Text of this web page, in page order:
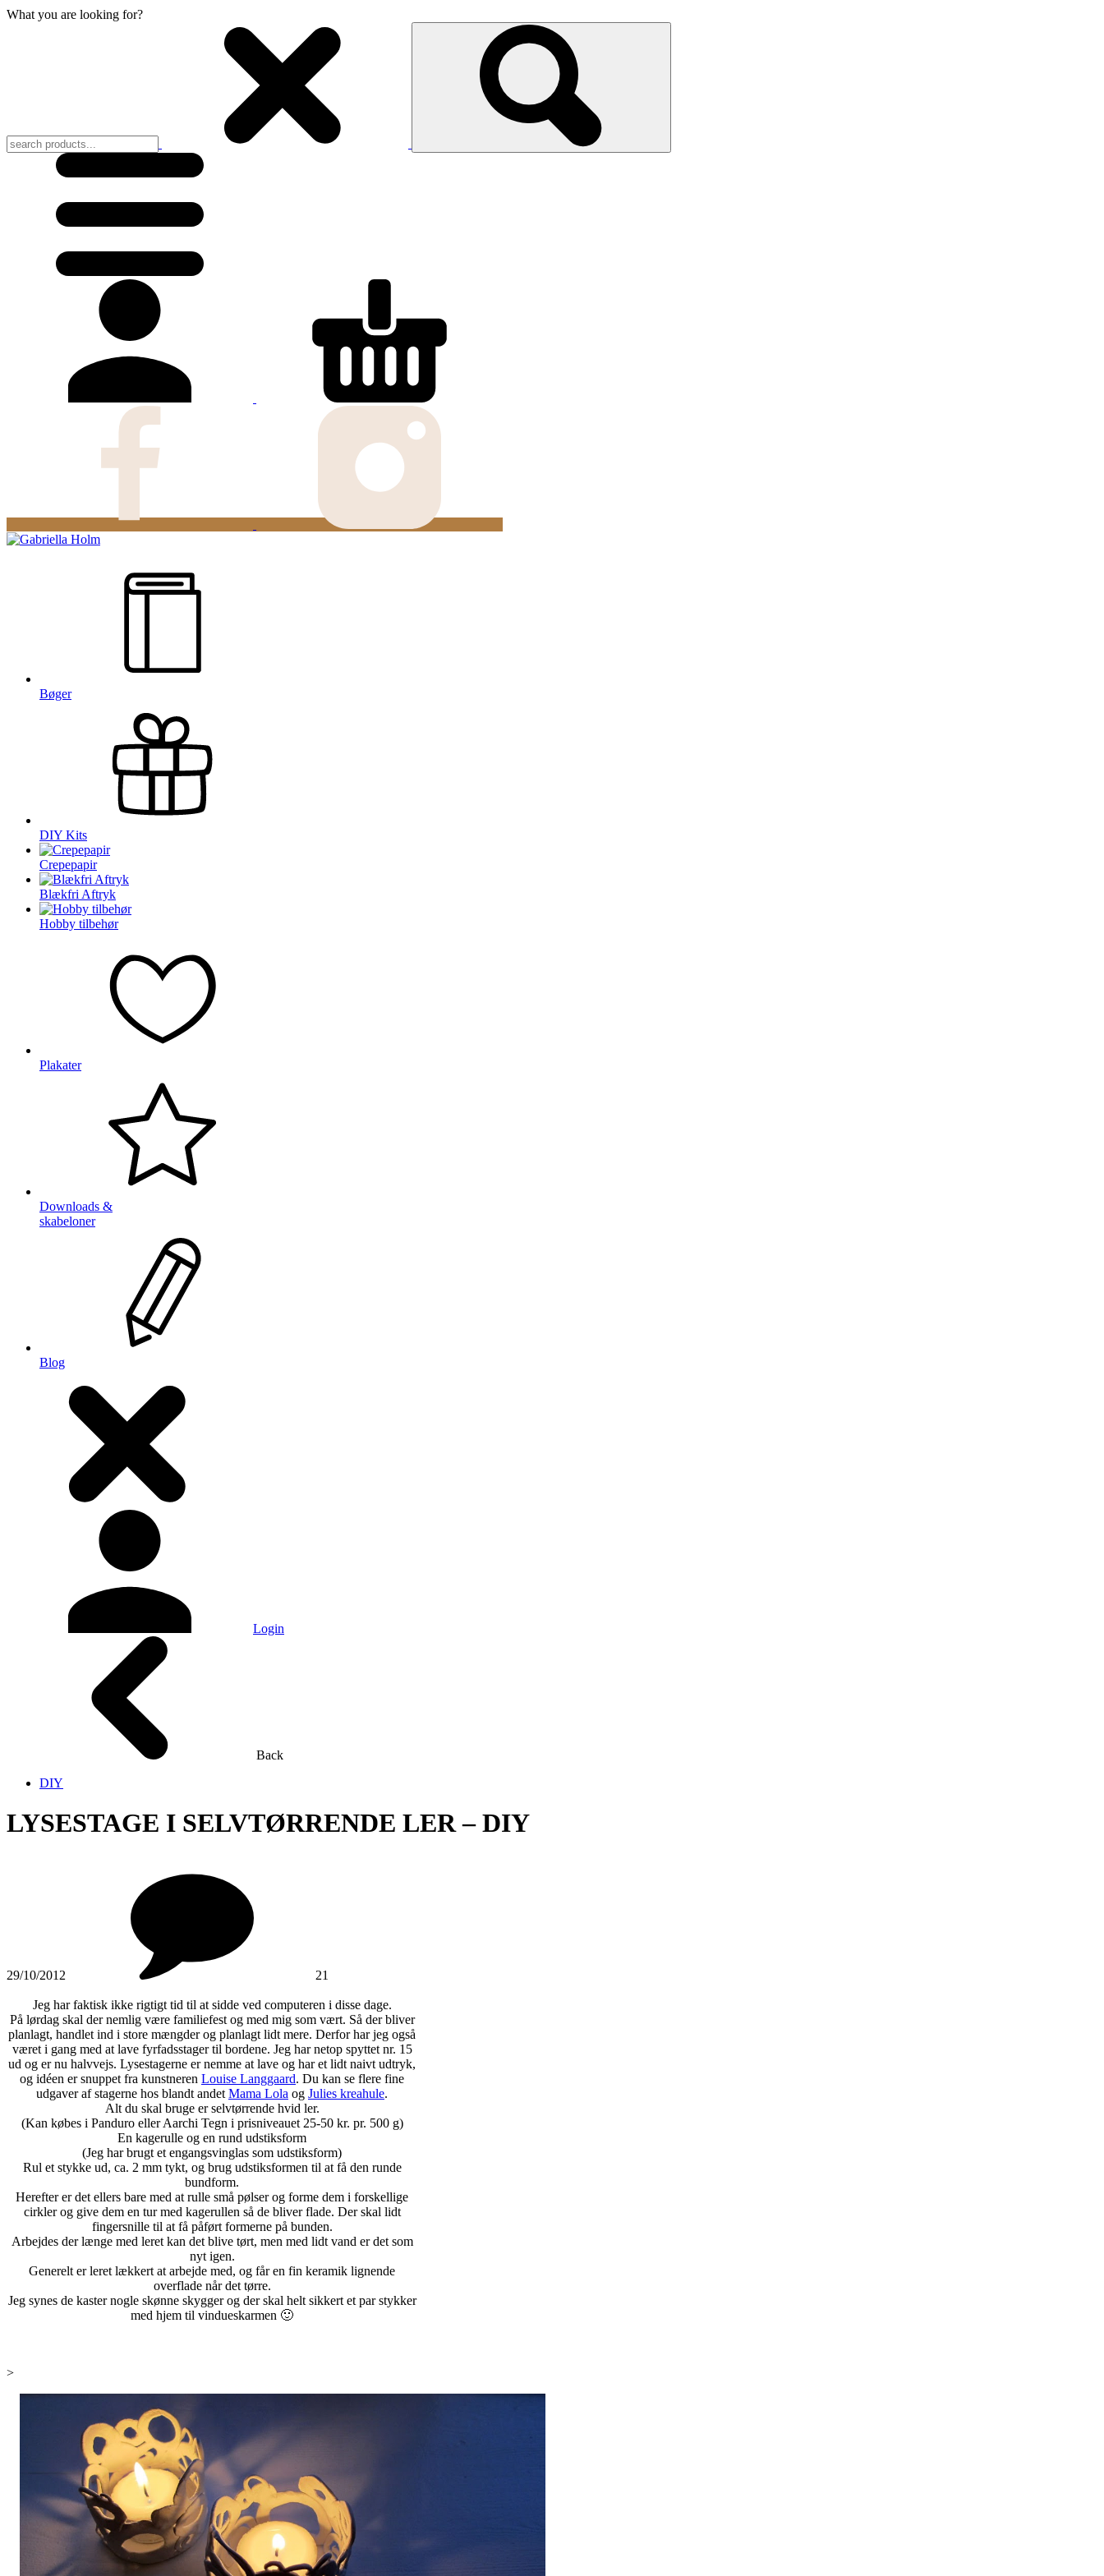
What you are looking for?
Bøger
DIY Kits
Crepepapir
Blækfri Aftryk
Hobby tilbehør
Plakater
Downloads &
skabeloner
Blog
Login
Back
DIY
LYSESTAGE I SELVTØRRENDE LER – DIY
29/10/2012 21
Jeg har faktisk ikke rigtigt tid til at sidde ved computeren i disse dage.
På lørdag skal der nemlig være familiefest og med mig som vært. Så der bliver
planlagt, handlet ind i store mængder og planlagt lidt mere. Derfor har jeg også
været i gang med at lave fyrfadsstager til bordene. Jeg har netop spyttet nr. 15
ud og er nu halvvejs. Lysestagerne er nemme at lave og har et lidt naivt udtryk,
og idéen er snuppet fra kunstneren Louise Langgaard. Du kan se flere fine
udgaver af stagerne hos blandt andet Mama Lola og Julies kreahule.
Alt du skal bruge er selvtørrende hvid ler.
(Kan købes i Panduro eller Aarchi Tegn i prisniveauet 25-50 kr. pr. 500 g)
En kagerulle og en rund udstiksform
(Jeg har brugt et engangsvinglas som udstiksform)
Rul et stykke ud, ca. 2 mm tykt, og brug udstiksformen til at få den runde
bundform.
Herefter er det ellers bare med at rulle små pølser og forme dem i forskellige
cirkler og give dem en tur med kagerullen så de bliver flade. Der skal lidt
fingersnille til at få påført formerne på bunden.
Arbejdes der længe med leret kan det blive tørt, men med lidt vand er det som
nyt igen.
Generelt er leret lækkert at arbejde med, og får en fin keramik lignende
overflade når det tørre.
Jeg synes de kaster nogle skønne skygger og der skal helt sikkert et par stykker
med hjem til vindueskarmen 🙂
>